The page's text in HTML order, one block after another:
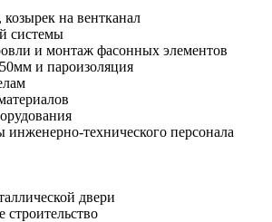
на вентканал
системы
и монтаж фасонных элементов
и пароизоляция
инженерно-технического персонала
двери